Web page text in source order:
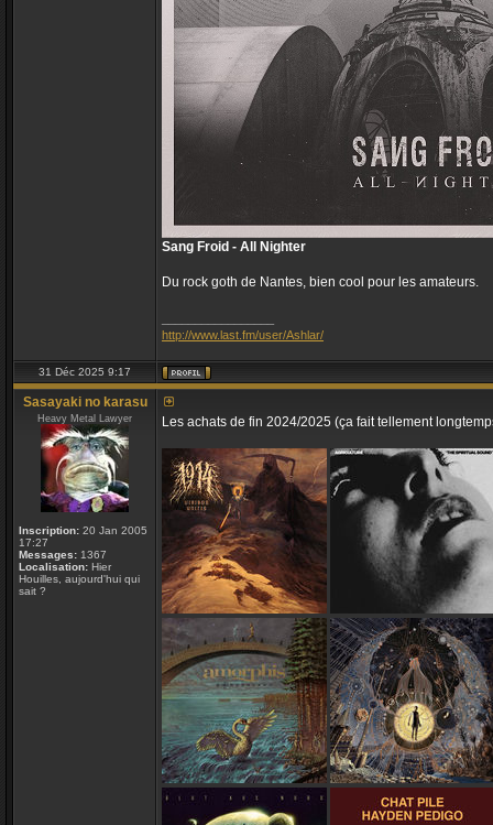
Sang Froid - All Nighter
Du rock goth de Nantes, bien cool pour les amateurs.
http://www.last.fm/user/Ashlar/
31 Déc 2025 9:17
Sasayaki no karasu
Heavy Metal Lawyer
Inscription: 20 Jan 2005
17:27
Messages: 1367
Localisation: Hier
Houilles, aujourd'hui qui
sait ?
Les achats de fin 2024/2025 (ça fait tellement